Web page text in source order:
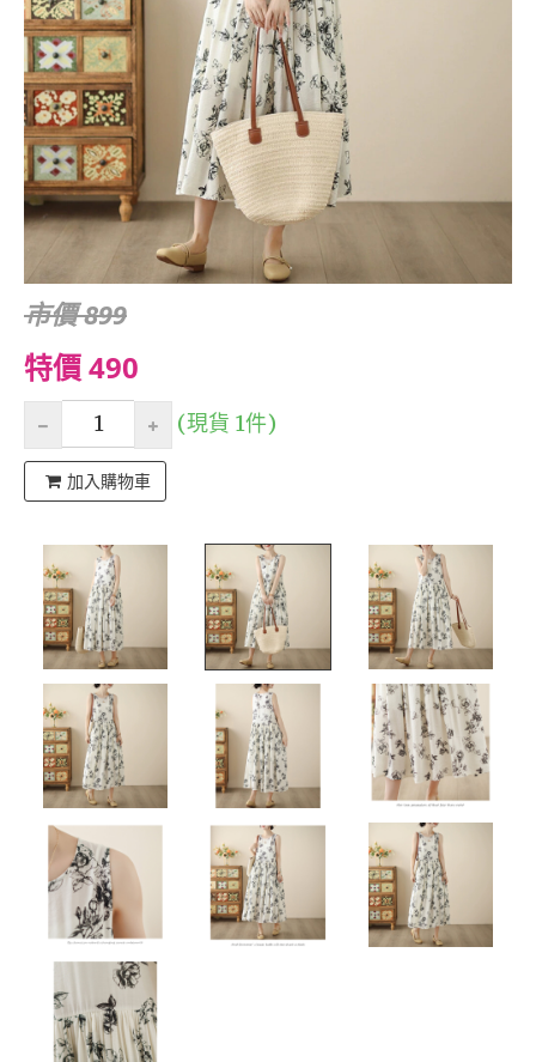
市價 899
特價 490
(現貨 1件)
加入購物車